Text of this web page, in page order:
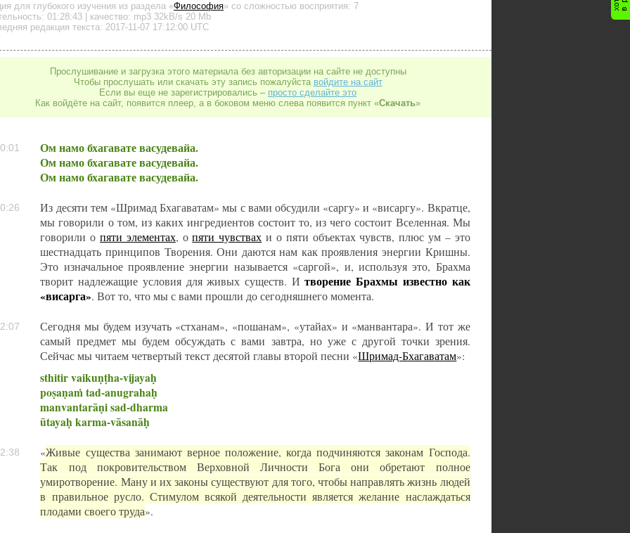
для глубокого изучения из раздела «Философия» со сложностью восприятия: 7
01:28:43 | качество: mp3 32kB/s 20 Mb
редакция текста: 2017-11-07 17:12:00 UTC
Прослушивание и загрузка этого материала без авторизации на сайте не доступны
Чтобы прослушать или скачать эту запись пожалуйста войдите на сайт
Если вы еще не зарегистрировались – просто сделайте это
Как войдёте на сайт, появится плеер, а в боковом меню слева появится пункт «Скачать»
Ом намо бхагавате васудевайа.
Ом намо бхагавате васудевайа.
Ом намо бхагавате васудевайа.
Из десяти тем «Шримад Бхагаватам» мы с вами обсудили «саргу» и «висаргу». Вкратце,
мы говорили о том, из каких ингредиентов состоит то, из чего состоит Вселенная. Мы
говорили опяти элементах, опяти чувствах и о пяти объектах чувств, плюс ум – это
шестнадцать принципов Творения. Они даются нам как проявления энергии Кришны.
Это изначальное проявление энергии называется «саргой», и, используя это, Брахма
творит надлежащие условия для живых существ. Итворение Брахмы известно как
«висарга». Вот то, что мы с вами прошли до сегодняшнего момента.
Сегодня мы будем изучать «стханам», «пошанам», «утайах» и «манвантара». И тот же
самый предмет мы будем обсуждать с вами завтра, но уже с другой точки зрения.
Сейчас мы читаем четвертый текст десятой главы второй песни «Шримад-Бхагаватам»:
sthitir vaikuṇṭha-vijayaḥ
poṣaṇaṁ tad-anugrahaḥ
manvantarāṇi sad-dharma
ūtayaḥ karma-vāsanāḥ
«Живые существа занимают верное положение, когда подчиняются законам Господа.
Так под покровительством Верховной Личности Бога они обретают полное
умиротворение. Ману и их законы существуют для того, чтобы направлять жизнь людей
в правильное русло. Стимулом всякой деятельности является желание наслаждаться
плодами своего труда».